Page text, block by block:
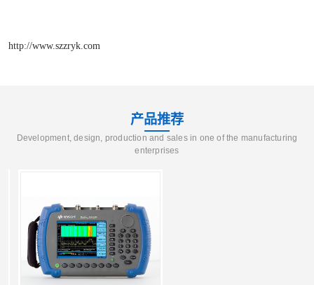
http://www.szzryk.com
产品推荐
Development, design, production and sales in one of the manufacturing
enterprises